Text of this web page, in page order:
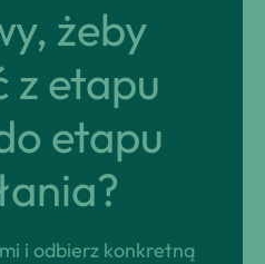
żeby
z etapu
etapu
i odbierz konkretną